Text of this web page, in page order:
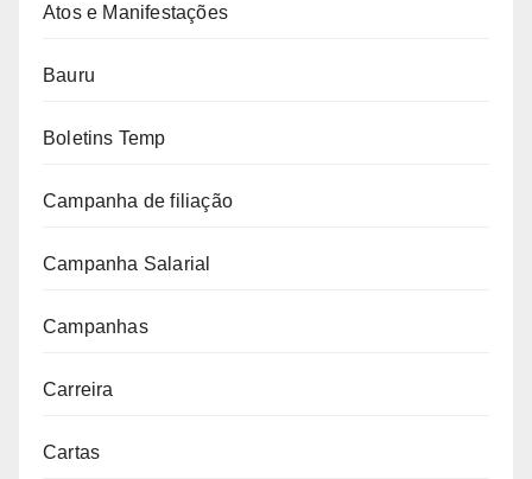
Atos e Manifestações
Bauru
Boletins Temp
Campanha de filiação
Campanha Salarial
Campanhas
Carreira
Cartas